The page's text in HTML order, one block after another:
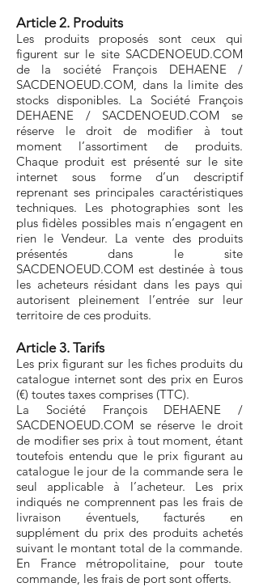
Article 2. Produits
Les produits proposés sont ceux qui
figurent sur le site SACDENOEUD.COM
de la société François DEHAENE /
SACDENOEUD.COM, dans la limite des
stocks disponibles. La Société François
DEHAENE / SACDENOEUD.COM se
réserve le droit de modifier à tout
moment l’assortiment de produits.
Chaque produit est présenté sur le site
internet sous forme d’un descriptif
reprenant ses principales caractéristiques
techniques. Les photographies sont les
plus fidèles possibles mais n’engagent en
rien le Vendeur. La vente des produits
présentés dans le site
SACDENOEUD.COM est destinée à tous
les acheteurs résidant dans les pays qui
autorisent pleinement l’entrée sur leur
territoire de ces produits.
Article 3. Tarifs
Les prix figurant sur les fiches produits du
catalogue internet sont des prix en Euros
(€) toutes taxes comprises (TTC).
La Société François DEHAENE /
SACDENOEUD.COM se réserve le droit
de modifier ses prix à tout moment, étant
toutefois entendu que le prix figurant au
catalogue le jour de la commande sera le
seul applicable à l’acheteur. Les prix
indiqués ne comprennent pas les frais de
livraison éventuels, facturés en
supplément du prix des produits achetés
suivant le montant total de la commande.
En France métropolitaine, pour toute
commande, les frais de port sont offerts.